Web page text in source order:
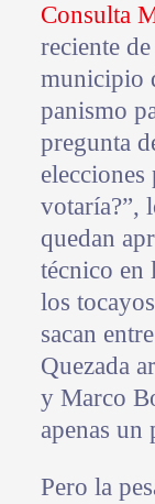
Consulta
reciente
municipio
panismo
pregunta
votaría?”,
quedan
técnico en
los
sacan
Quezada
y Marco
apenas un
Pero la